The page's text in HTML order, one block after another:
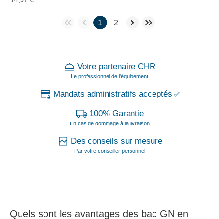
1 2
Votre partenaire CHR
Le professionnel de l'équipement
Mandats administratifs acceptés ✅
100% Garantie
En cas de dommage à la livraison
Des conseils sur mesure
Par votre conseiller personnel
Quels sont les avantages des bac GN en